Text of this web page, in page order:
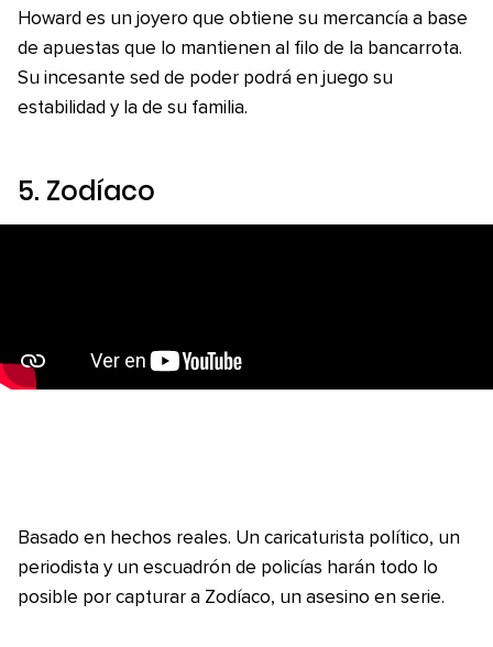
Howard es un joyero que obtiene su mercancía a base
de apuestas que lo mantienen al filo de la bancarrota.
Su incesante sed de poder podrá en juego su
estabilidad y la de su familia.
5. Zodíaco
Basado en hechos reales. Un caricaturista político, un
periodista y un escuadrón de policías harán todo lo
posible por capturar a Zodíaco, un asesino en serie.